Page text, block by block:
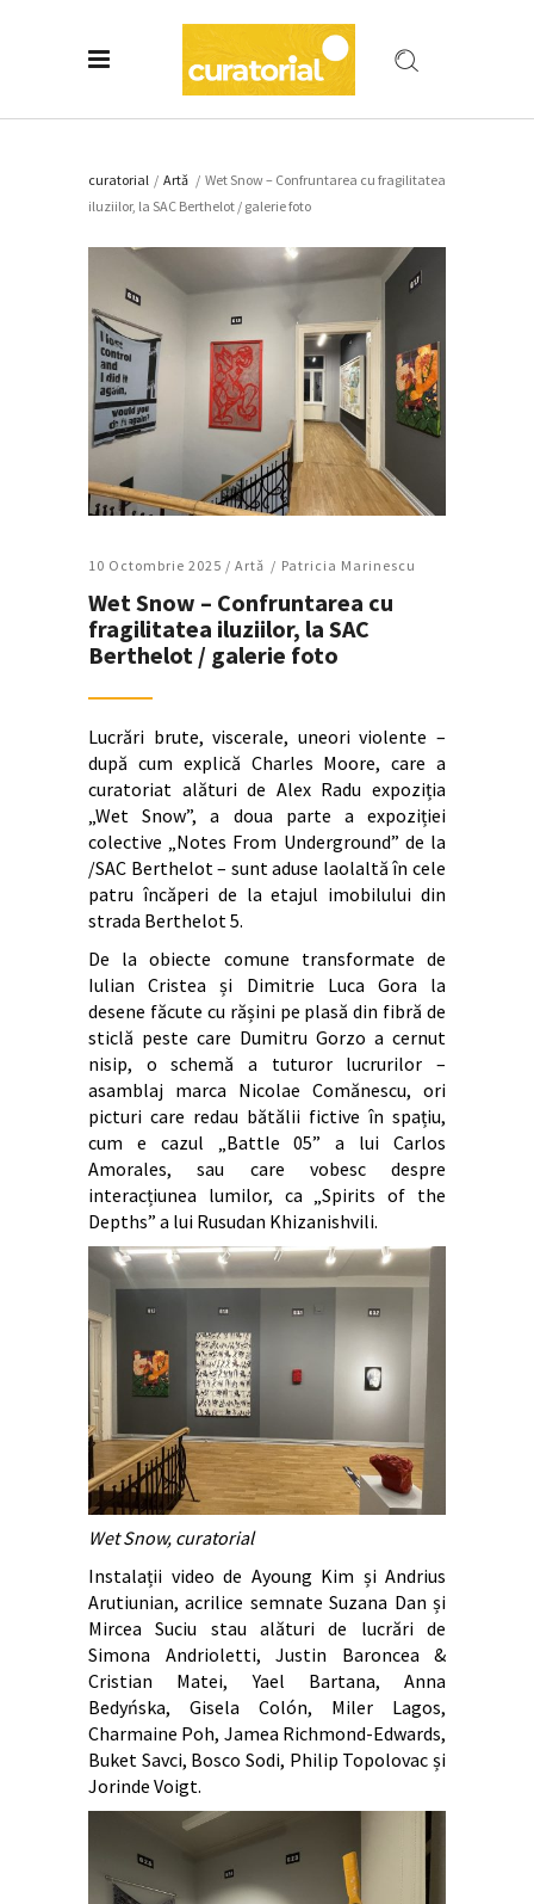
curatorial / Artǎ / Wet Snow – Confruntarea cu fragilitatea
iluziilor, la SAC Berthelot / galerie foto
10 Octombrie 2025 / Artǎ Patricia Marinescu
Wet Snow – Confruntarea cu
fragilitatea iluziilor, la SAC
Berthelot / galerie foto
Lucrări brute, viscerale, uneori violente –
după cum explică Charles Moore, care a
curatoriat alături de Alex Radu expoziția
„Wet Snow”, a doua parte a expoziției
colective „Notes From Underground” de la
/SAC Berthelot – sunt aduse laolaltă în cele
patru încăperi de la etajul imobilului din
strada Berthelot 5.
De la obiecte comune transformate de
Iulian Cristea și Dimitrie Luca Gora la
desene făcute cu rășini pe plasă din fibră de
sticlă peste care Dumitru Gorzo a cernut
nisip, o schemă a tuturor lucrurilor –
asamblaj marca Nicolae Comănescu, ori
picturi care redau bătălii fictive în spațiu,
cum e cazul „Battle 05” a lui Carlos
Amorales, sau care vobesc despre
interacțiunea lumilor, ca „Spirits of the
Depths” a lui Rusudan Khizanishvili.
Wet Snow, curatorial
Instalații video de Ayoung Kim și Andrius
Arutiunian, acrilice semnate Suzana Dan și
Mircea Suciu stau alături de lucrări de
Simona Andrioletti, Justin Baroncea &
Cristian Matei, Yael Bartana, Anna
Bedyńska, Gisela Colón, Miler Lagos,
Charmaine Poh, Jamea Richmond-Edwards,
Buket Savci, Bosco Sodi, Philip Topolovac și
Jorinde Voigt.